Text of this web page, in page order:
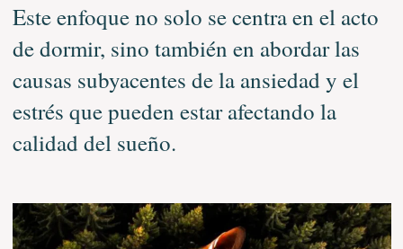
Este enfoque no solo se centra en el acto
de dormir, sino también en abordar las
causas subyacentes de la ansiedad y el
estrés que pueden estar afectando la
calidad del sueño.